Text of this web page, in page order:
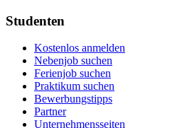
Studenten
Kostenlos anmelden
Nebenjob suchen
Ferienjob suchen
Praktikum suchen
Bewerbungstipps
Partner
Unternehmensseiten